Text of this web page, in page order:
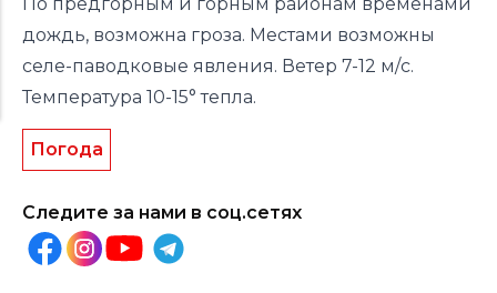
дождь, возможна гроза. Местами возможны
селе-паводковые явления. Ветер 7-12 м/с.
Температура 10-15° тепла.
Погода
Следите за нами в соц.сетях